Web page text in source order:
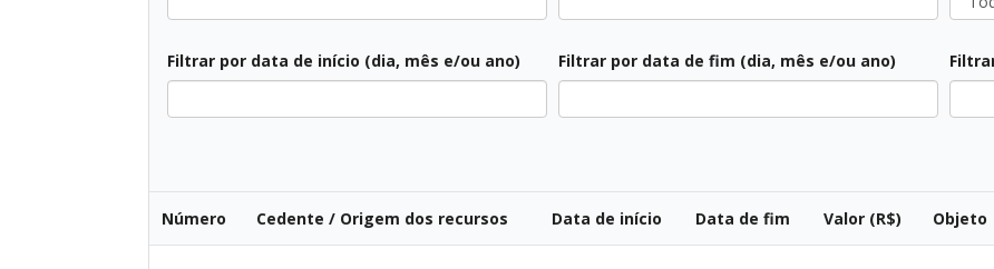
Filtrar por data de início (dia, mês e/ou ano)
Filtrar por data de fim (dia, mês e/ou ano)
Número Cedente / Origem dos recursos Data de início Data de fim Valor (R$) Objeto